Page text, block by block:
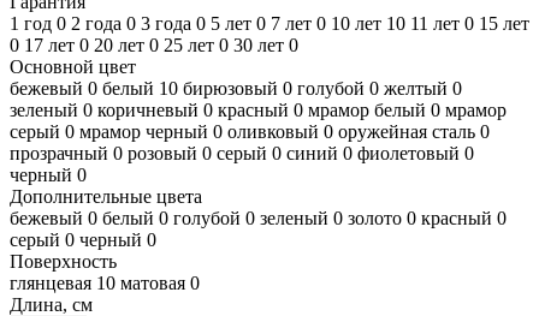
1 год 0 2 года 0 3 года 0 5 лет 0 7 лет 0 10 лет 10 11 лет 0 15 лет
0 17 лет 0 20 лет 0 25 лет 0 30 лет 0
Основной цвет
бежевый 0 белый 10 бирюзовый 0 голубой 0 желтый 0
зеленый 0 коричневый 0 красный 0 мрамор белый 0 мрамор
серый 0 мрамор черный 0 оливковый 0 оружейная сталь 0
прозрачный 0 розовый 0 серый 0 синий 0 фиолетовый 0
черный 0
Дополнительные цвета
бежевый 0 белый 0 голубой 0 зеленый 0 золото 0 красный 0
серый 0 черный 0
Поверхность
глянцевая 10 матовая 0
Длина, см